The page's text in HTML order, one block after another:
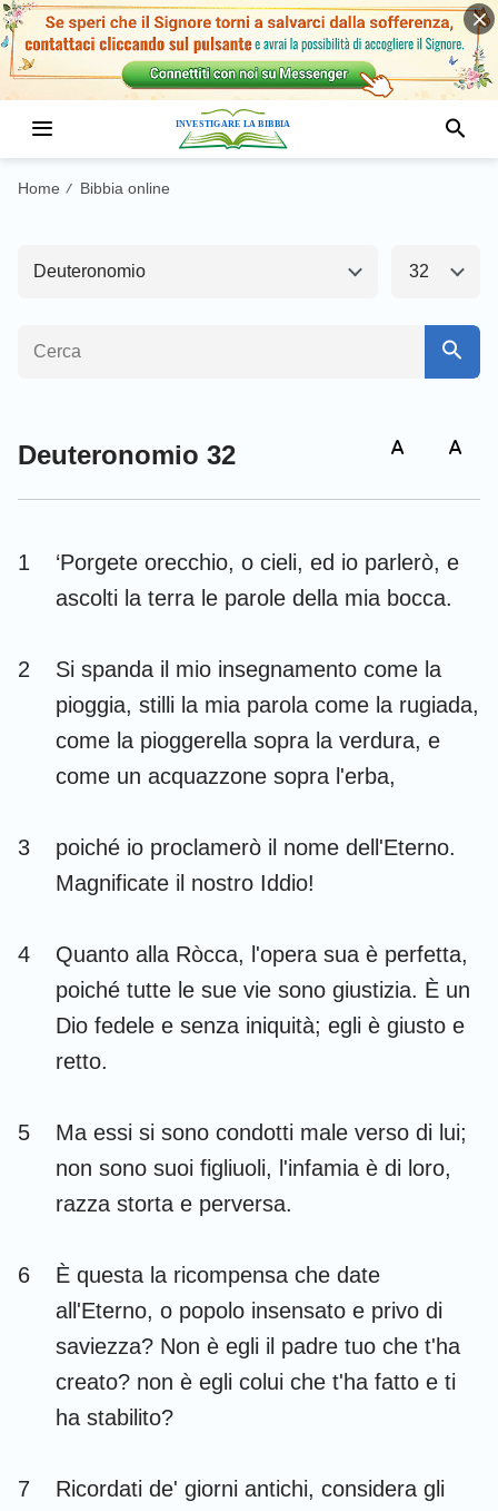
Home / Bibbia online
Deuteronomio
Antico Testamento1 Nuovo Testamento
Genesi
Deuteronomio
Ester Giobbe
Ecclesiaste Cantici
Isaia Geremia
Lamentazioni Ezechiele
Gioele
Michea Nahum
Habacuc Sofonia
Aggeo
32
Deuteronomio 32
1
‘Porgete orecchio, o cieli, ed io parlerò, e
ascolti la terra le parole della mia bocca.
2
Si spanda il mio insegnamento come la
pioggia, stilli la mia parola come la rugiada,
come la pioggerella sopra la verdura, e
come un acquazzone sopra l'erba,
3
poiché io proclamerò il nome dell'Eterno.
Magnificate il nostro Iddio!
4
Quanto alla Ròcca, l'opera sua è perfetta,
poiché tutte le sue vie sono giustizia. È un
Dio fedele e senza iniquità; egli è giusto e
retto.
5
Ma essi si sono condotti male verso di lui;
non sono suoi figliuoli, l'infamia è di loro,
razza storta e perversa.
6
È questa la ricompensa che date
all'Eterno, o popolo insensato e privo di
saviezza? Non è egli il padre tuo che t'ha
creato? non è egli colui che t'ha fatto e ti
ha stabilito?
7
Ricordati de' giorni antichi, considera gli